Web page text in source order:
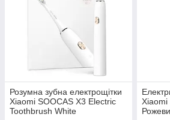
Розумна зубна електрощітки
Xiaomi SOOCAS X3 Electric
Toothbrush White
Xiaomi